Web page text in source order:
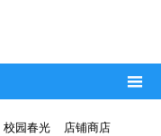

校园春光 店铺商店